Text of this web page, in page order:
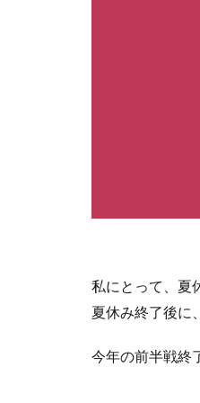
私にとって、夏
夏休み終了後に
今年の前半戦終